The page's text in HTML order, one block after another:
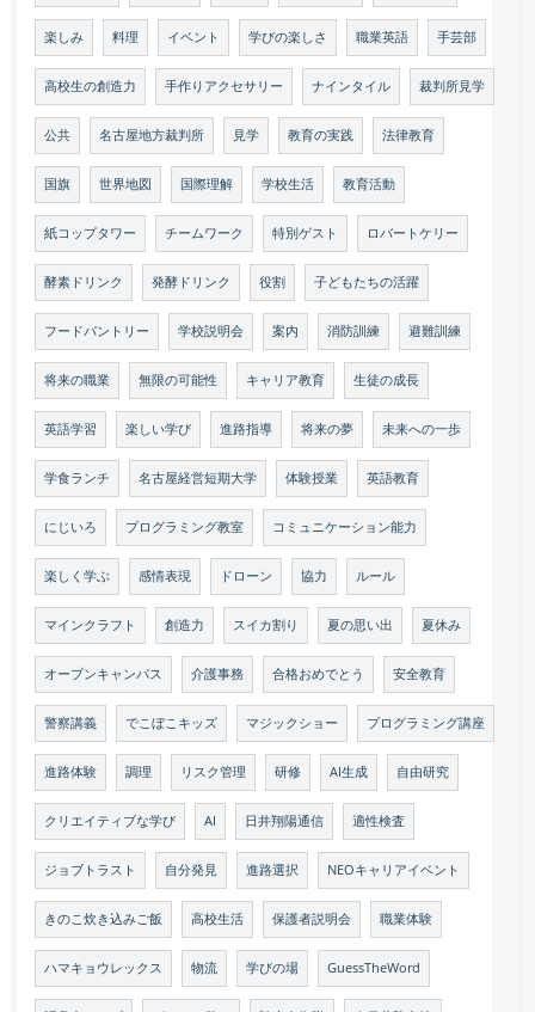
楽しみ 料理 イベント 学びの楽しさ 職業英語 手芸部
高校生の創造力 手作りアクセサリー ナインタイル 裁判所見学
公共 名古屋地方裁判所 見学 教育の実践 法律教育
国旗 世界地図 国際理解 学校生活 教育活動
紙コップタワー チームワーク 特別ゲスト ロバートケリー
酵素ドリンク 発酵ドリンク 役割 子どもたちの活躍
フードパントリー 学校説明会 案内 消防訓練 避難訓練
将来の職業 無限の可能性 キャリア教育 生徒の成長
英語学習 楽しい学び 進路指導 将来の夢 未来への一歩
学食ランチ 名古屋経営短期大学 体験授業 英語教育
にじいろ プログラミング教室 コミュニケーション能力
楽しく学ぶ 感情表現 ドローン 協力 ルール
マインクラフト 創造力 スイカ割り 夏の思い出 夏休み
オープンキャンパス 介護事務 合格おめでとう 安全教育
警察講義 でこぼこキッズ マジックショー プログラミング講座
進路体験 調理 リスク管理 研修 AI生成 自由研究
クリエイティブな学び AI 日井翔陽通信 適性検査
ジョブトラスト 自分発見 進路選択 NEOキャリアイベント
きのこ炊き込みご飯 高校生活 保護者説明会 職業体験
ハマキョウレックス 物流 学びの場 GuessTheWord